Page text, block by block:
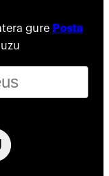
gure Posta